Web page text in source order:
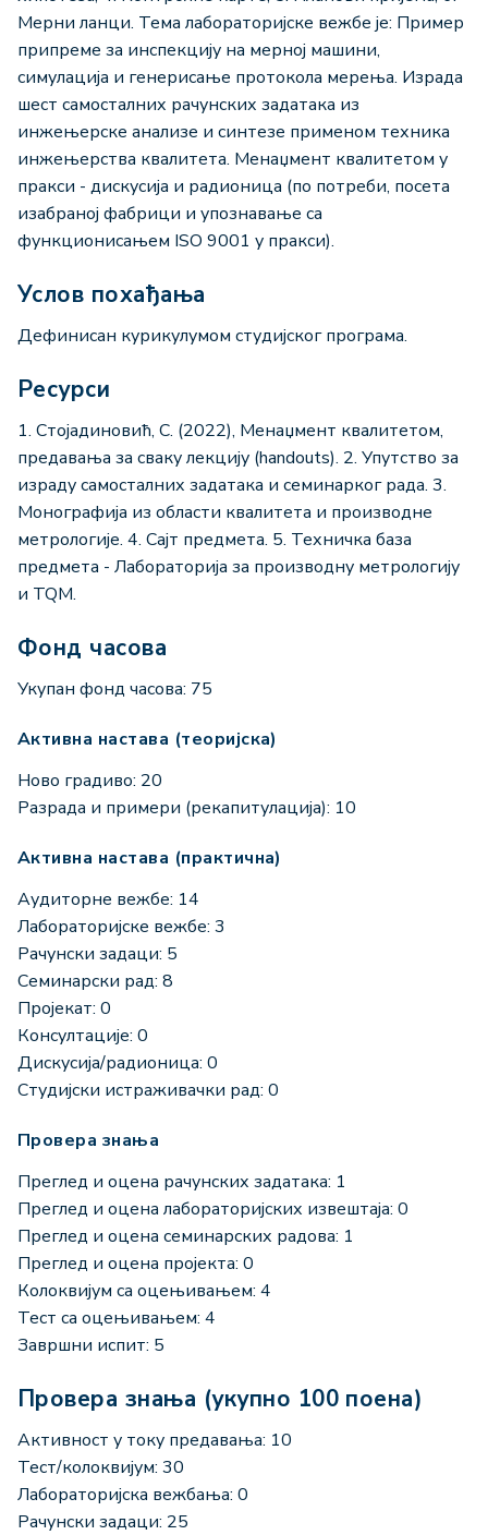
Мерни ланци. Тема лабораторијске вежбе је: Пример
припреме за инспекцију на мерној машини,
симулација и генерисање протокола мерења. Израда
шест самосталних рачунских задатака из
инжењерске анализе и синтезе применом техника
инжењерства квалитета. Менаџмент квалитетом у
пракси - дискусија и радионица (по потреби, посета
изабраној фабрици и упознавање са
функционисањем ISO 9001 у пракси).
Услов похађања
Дефинисан курикулумoм студијског програма.
Ресурси
1. Стојадиновић, С. (2022), Менаџмент квалитетом,
предавања за сваку лекцију (handouts). 2. Упутство за
израду самосталних задатака и семинарког рада. 3.
Монографија из области квалитета и производне
метрологије. 4. Сајт предмета. 5. Техничка база
предмета - Лабораторија за производну метрологију
и TQM.
Фонд часова
Укупан фонд часова: 75
Активна настава (теоријска)
Ново градиво: 20
Разрада и примери (рекапитулација): 10
Активна настава (практична)
Аудиторне вежбе: 14
Лабораторијске вежбе: 3
Рачунски задаци: 5
Семинарски рад: 8
Пројекат: 0
Консултације: 0
Дискусија/радионица: 0
Студијски истраживачки рад: 0
Провера знања
Преглед и оцена рачунских задатака: 1
Преглед и оцена лабораторијских извештаја: 0
Преглед и оцена семинарских радова: 1
Преглед и оцена пројекта: 0
Колоквијум са оцењивањем: 4
Тест са оцењивањем: 4
Завршни испит: 5
Провера знања (укупно 100 поена)
Активност у току предавања: 10
Тест/колоквијум: 30
Лабораторијска вежбања: 0
Рачунски задаци: 25